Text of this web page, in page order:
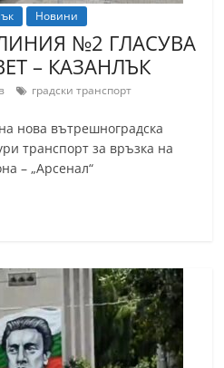
Новини
№2 ГЛАСУВА
– КАЗАНЛЪК
градски транспорт
нова вътрешноградска
транспорт за връзка на
– „Арсенал“